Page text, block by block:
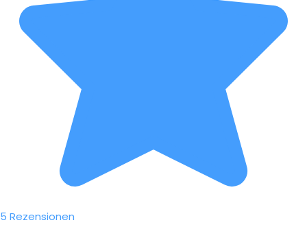
5 Rezensionen